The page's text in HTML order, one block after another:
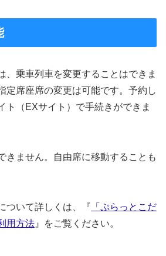
、乗車列車を変更することはできま
定席座席の変更は可能です。予約し
ト（EXサイト）で手続きができま
きません。自由席に移動することも
ついて詳しくは、『 「ぷらっとこだ
用方法 』をご覧ください。